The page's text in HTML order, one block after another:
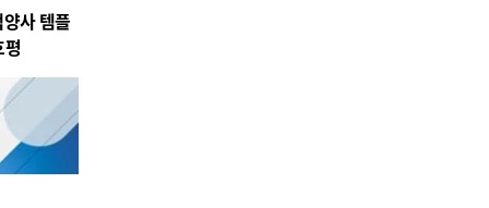
사 템플